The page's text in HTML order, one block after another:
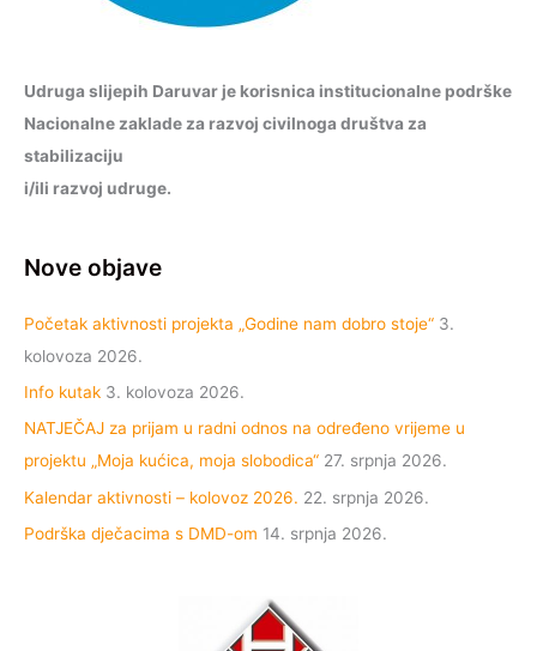
Udruga slijepih Daruvar je korisnica institucionalne podrške
Nacionalne zaklade za razvoj civilnoga društva za
stabilizaciju
i/ili razvoj udruge.
Nove objave
Početak aktivnosti projekta „Godine nam dobro stoje“ 3.
kolovoza 2026.
Info kutak 3. kolovoza 2026.
NATJEČAJ za prijam u radni odnos na određeno vrijeme u
projektu „Moja kućica, moja slobodica“ 27. srpnja 2026.
Kalendar aktivnosti – kolovoz 2026. 22. srpnja 2026.
Podrška dječacima s DMD-om 14. srpnja 2026.